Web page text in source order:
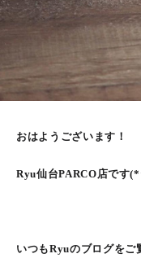
おはようございます！
Ryu仙台PARCO店です
いつもRyuのブログをご